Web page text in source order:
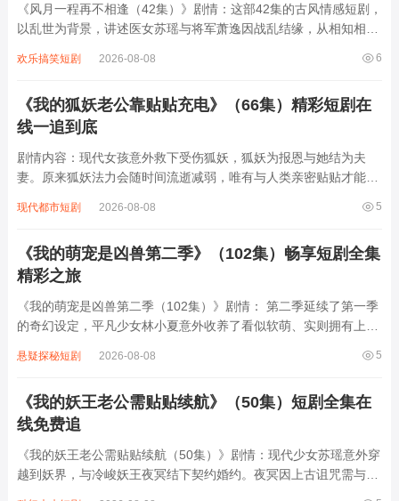
《风月一程再不相逢（42集）》剧情：这部42集的古风情感短剧，
以乱世为背景，讲述医女苏瑶与将军萧逸因战乱结缘，从相知相守
毒，两人因身份与使命渐行渐远。权谋斗争、家族恩怨交织，最终
6
欢乐搞笑短剧 2026-08-08
《我的狐妖老公靠贴贴充电》（66集）精彩短剧在
线一追到底
剧情内容：现代女孩意外救下受伤狐妖，狐妖为报恩与她结为夫
妻。原来狐妖法力会随时间流逝减弱，唯有与人类亲密贴贴才能恢
动，狐妖则凭借可爱外表与温柔性格俘获女孩芳心。期间他们遭遇
5
现代都市短剧 2026-08-08
《我的萌宠是凶兽第二季》（102集）畅享短剧全集
精彩之旅
《我的萌宠是凶兽第二季（102集）》剧情： 第二季延续了第一季
的奇幻设定，平凡少女林小夏意外收养了看似软萌、实则拥有上古
时而恢复软萌模样，与小夏展开啼笑皆非的同居日常。新角色“神
5
悬疑探秘短剧 2026-08-08
《我的妖王老公需贴贴续航》（50集）短剧全集在
线免费追
《我的妖王老公需贴贴续航（50集）》剧情：现代少女苏瑶意外穿
越到妖界，与冷峻妖王夜冥结下契约婚约。夜冥因上古诅咒需与人